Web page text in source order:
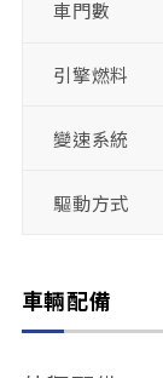
車門數
引擎燃料
變速系統
驅動方式
車輛配備